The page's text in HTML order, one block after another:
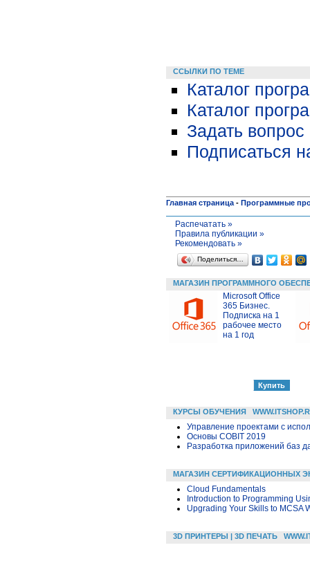
ССЫЛКИ ПО ТЕМЕ
Каталог
Каталог
Задать
Подписаться
Главная страница - Программные
Распечатать »
Правила публикации »
Рекомендовать »
Поделиться…
МАГАЗИН ПРОГРАММНОГО
Microsoft Office
365 Бизнес.
Подписка на 1
рабочее место
на 1 год
КУРСЫ ОБУЧЕНИЯ
Управление проектами с
Основы COBIT 2019
Разработка приложений баз
МАГАЗИН СЕРТИФИКАЦИОННЫХ
Cloud Fundamentals
Introduction to Programming
Upgrading Your Skills to MCSA
3D ПРИНТЕРЫ | 3D ПЕЧАТЬ